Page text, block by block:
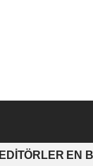
EDITÖRLER EN